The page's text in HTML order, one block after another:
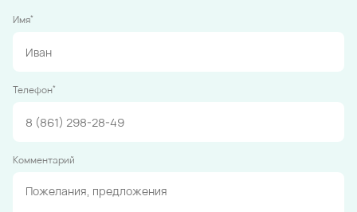
Имя*
Телефон*
Комментарий